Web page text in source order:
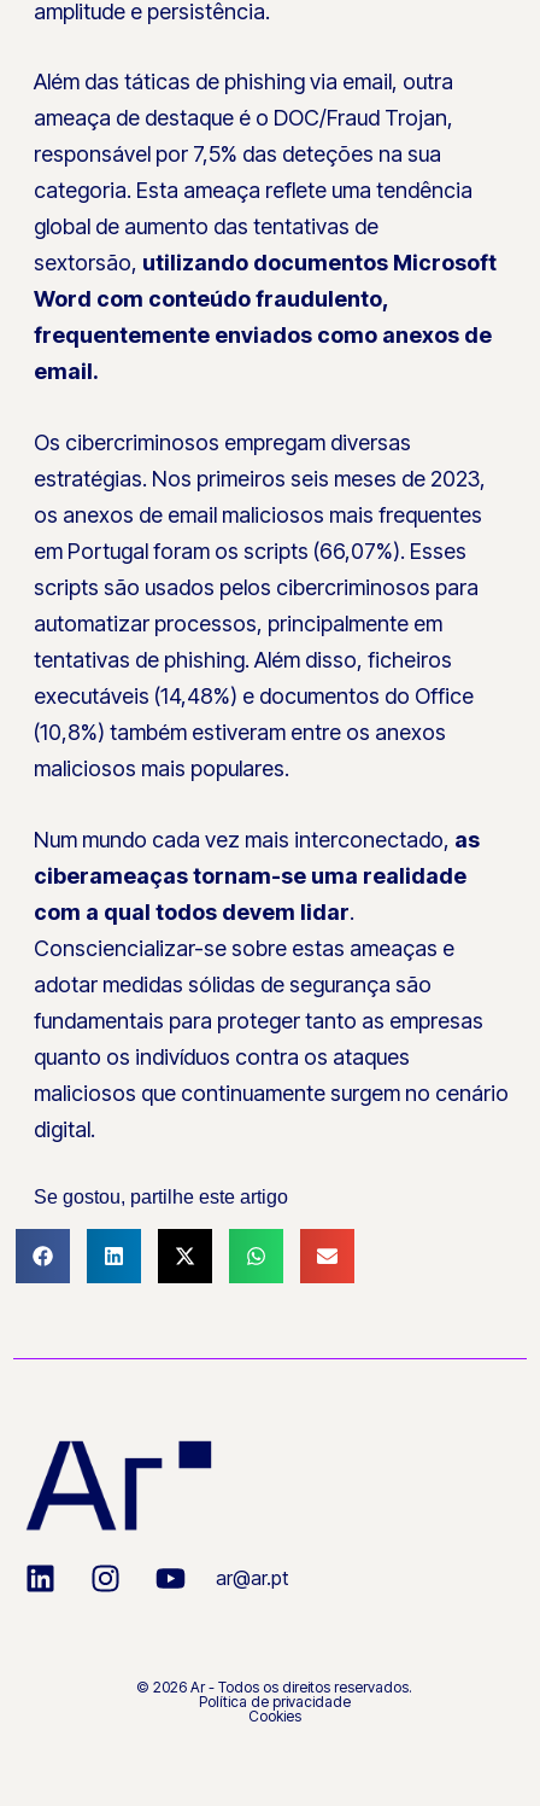
amplitude e persistência.
Além das táticas de phishing via email, outra
ameaça de destaque é o DOC/Fraud Trojan,
responsável por 7,5% das deteções na sua
categoria. Esta ameaça reflete uma tendência
global de aumento das tentativas de
sextorsão, utilizando documentos Microsoft
Word com conteúdo fraudulento,
frequentemente enviados como anexos de
email.
Os cibercriminosos empregam diversas
estratégias. Nos primeiros seis meses de 2023,
os anexos de email maliciosos mais frequentes
em Portugal foram os scripts (66,07%). Esses
scripts são usados pelos cibercriminosos para
automatizar processos, principalmente em
tentativas de phishing. Além disso, ficheiros
executáveis (14,48%) e documentos do Office
(10,8%) também estiveram entre os anexos
maliciosos mais populares.
Num mundo cada vez mais interconectado, as
ciberameaças tornam-se uma realidade
com a qual todos devem lidar.
Consciencializar-se sobre estas ameaças e
adotar medidas sólidas de segurança são
fundamentais para proteger tanto as empresas
quanto os indivíduos contra os ataques
maliciosos que continuamente surgem no cenário
digital.
Se gostou, partilhe este artigo
ar@ar.pt
© 2026 Ar - Todos os direitos reservados.
Política de privacidade
Cookies